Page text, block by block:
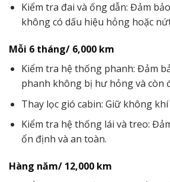
Kiểm tra đai và ống dẫn: Đảm
không có dấu hiệu hỏng hoặc
Mỗi 6 tháng/ 6,000 km
Kiểm tra hệ thống phanh: Đảm
phanh không bị hư hỏng và còn
Thay lọc gió cabin: Giữ không
Kiểm tra hệ thống lái và treo:
ổn định và an toàn.
Hàng năm/ 12,000 km